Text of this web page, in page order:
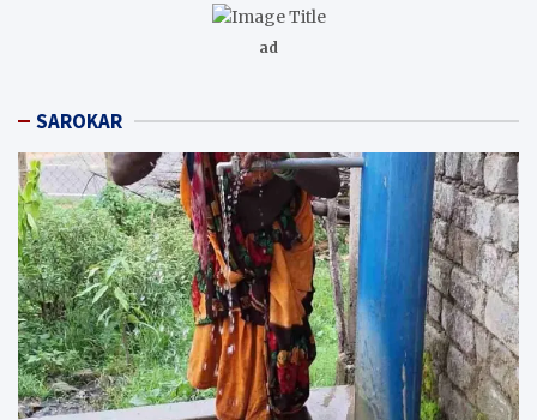
ad
SAROKAR